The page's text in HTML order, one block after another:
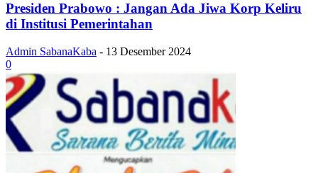
Presiden Prabowo : Jangan Ada Jiwa Korp Keliru
di Institusi Pemerintahan
Admin SabanaKaba - 13 Desember 2024
0